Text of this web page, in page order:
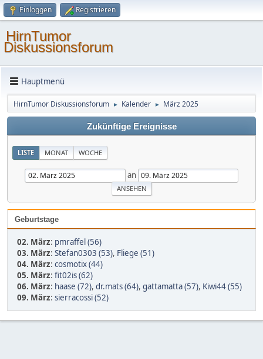
Einloggen Registrieren
HirnTumor
Diskussionsforum
Hauptmenü
HirnTumor Diskussionsforum ► Kalender ► März 2025
Zukünftige Ereignisse
LISTE MONAT WOCHE
an
Geburtstage
02. März: pmraffel (56)
03. März: Stefan0303 (53), Fliege (51)
04. März: cosmotix (44)
05. März: fit02is (62)
06. März: haase (72), dr.mats (64), gattamatta (57), Kiwi44 (55)
09. März: sierracossi (52)